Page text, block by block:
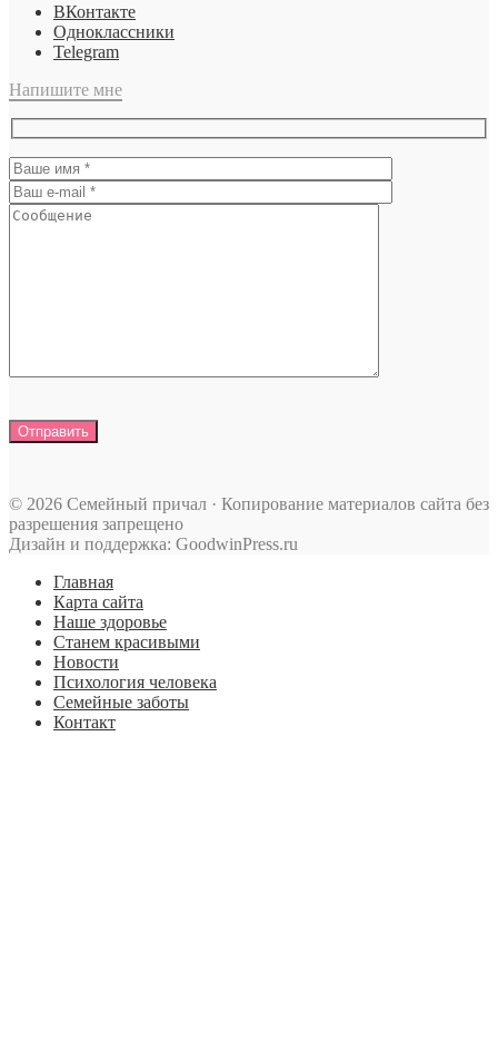
ВКонтакте
Одноклассники
Telegram
Напишите мне
© 2026 Семейный причал · Копирование материалов сайта без
разрешения запрещено
Дизайн и поддержка: GoodwinPress.ru
Главная
Карта сайта
Наше здоровье
Станем красивыми
Новости
Психология человека
Семейные заботы
Контакт